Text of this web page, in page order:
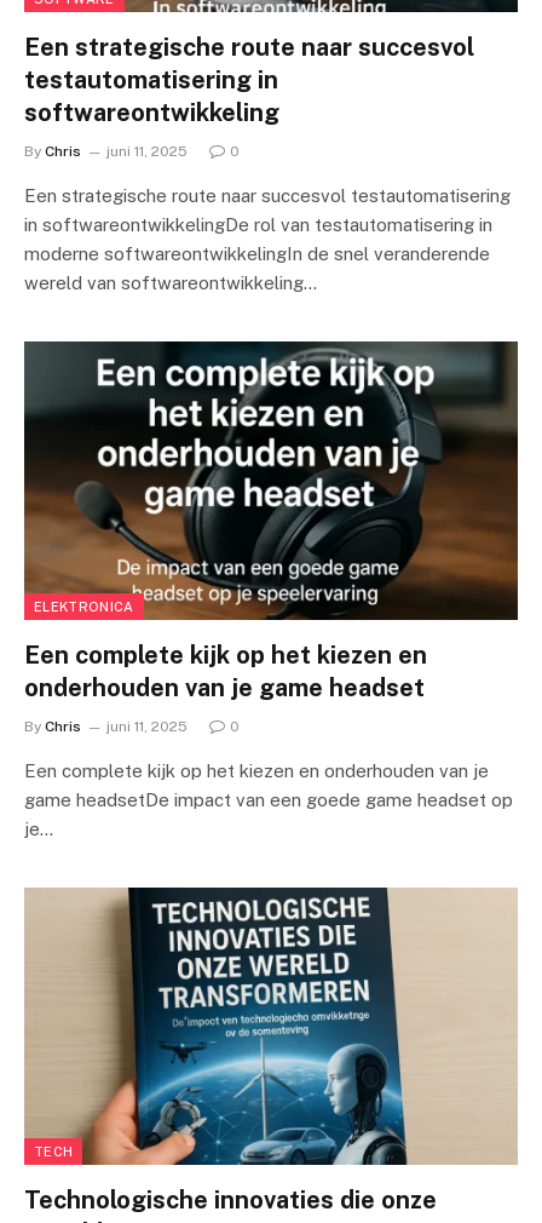
Een strategische route naar succesvol
testautomatisering in
softwareontwikkeling
By Chris juni 11, 2025 0
Een strategische route naar succesvol testautomatisering
in softwareontwikkelingDe rol van testautomatisering in
moderne softwareontwikkelingIn de snel veranderende
wereld van softwareontwikkeling…
ELEKTRONICA
Een complete kijk op het kiezen en
onderhouden van je game headset
By Chris juni 11, 2025 0
Een complete kijk op het kiezen en onderhouden van je
game headsetDe impact van een goede game headset op
je…
TECH
Technologische innovaties die onze